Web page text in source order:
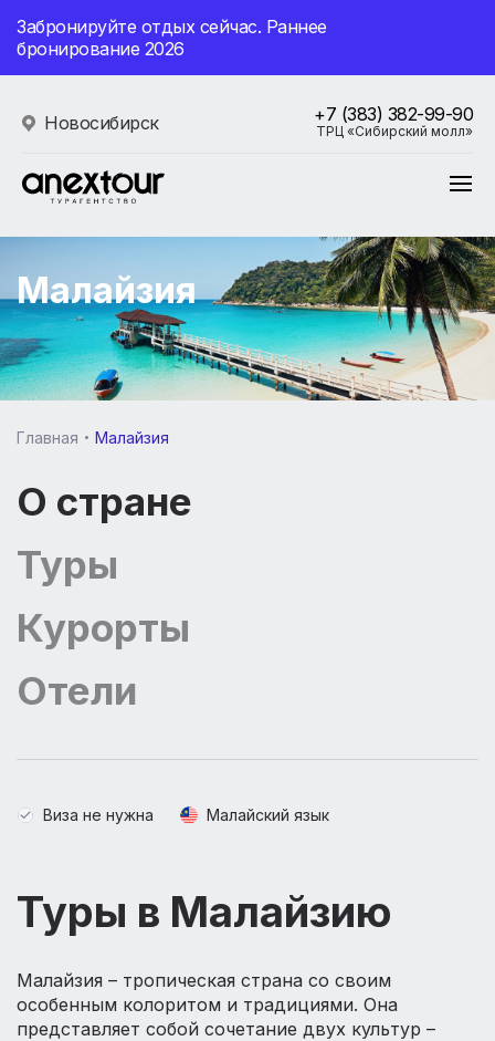
Забронируйте отдых сейчас. Раннее
бронирование 2026
Новосибирск +7 (383) 382-99-90
ТРЦ «Сибирский молл»
Малайзия
Главная Малайзия
О стране
Туры
Курорты
Отели
Виза не нужна Малайский язык
Туры в Малайзию
Малайзия – тропическая страна со своим
особенным колоритом и традициями. Она
представляет собой сочетание двух культур –